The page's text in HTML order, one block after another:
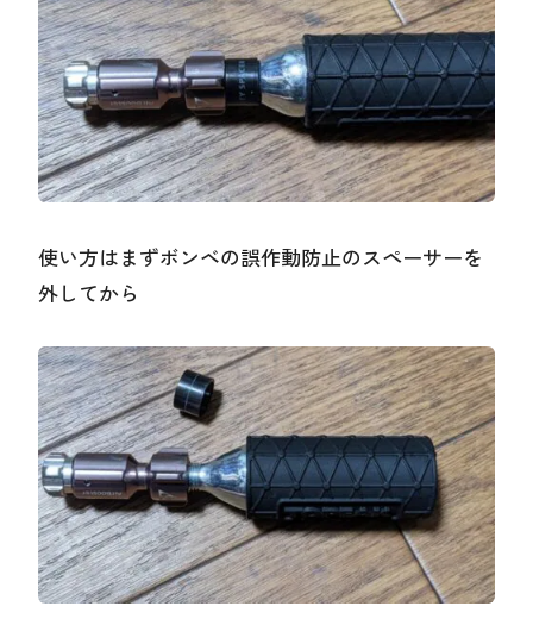
使い方はまずボンベの誤作動防止のスペーサーを
外してから